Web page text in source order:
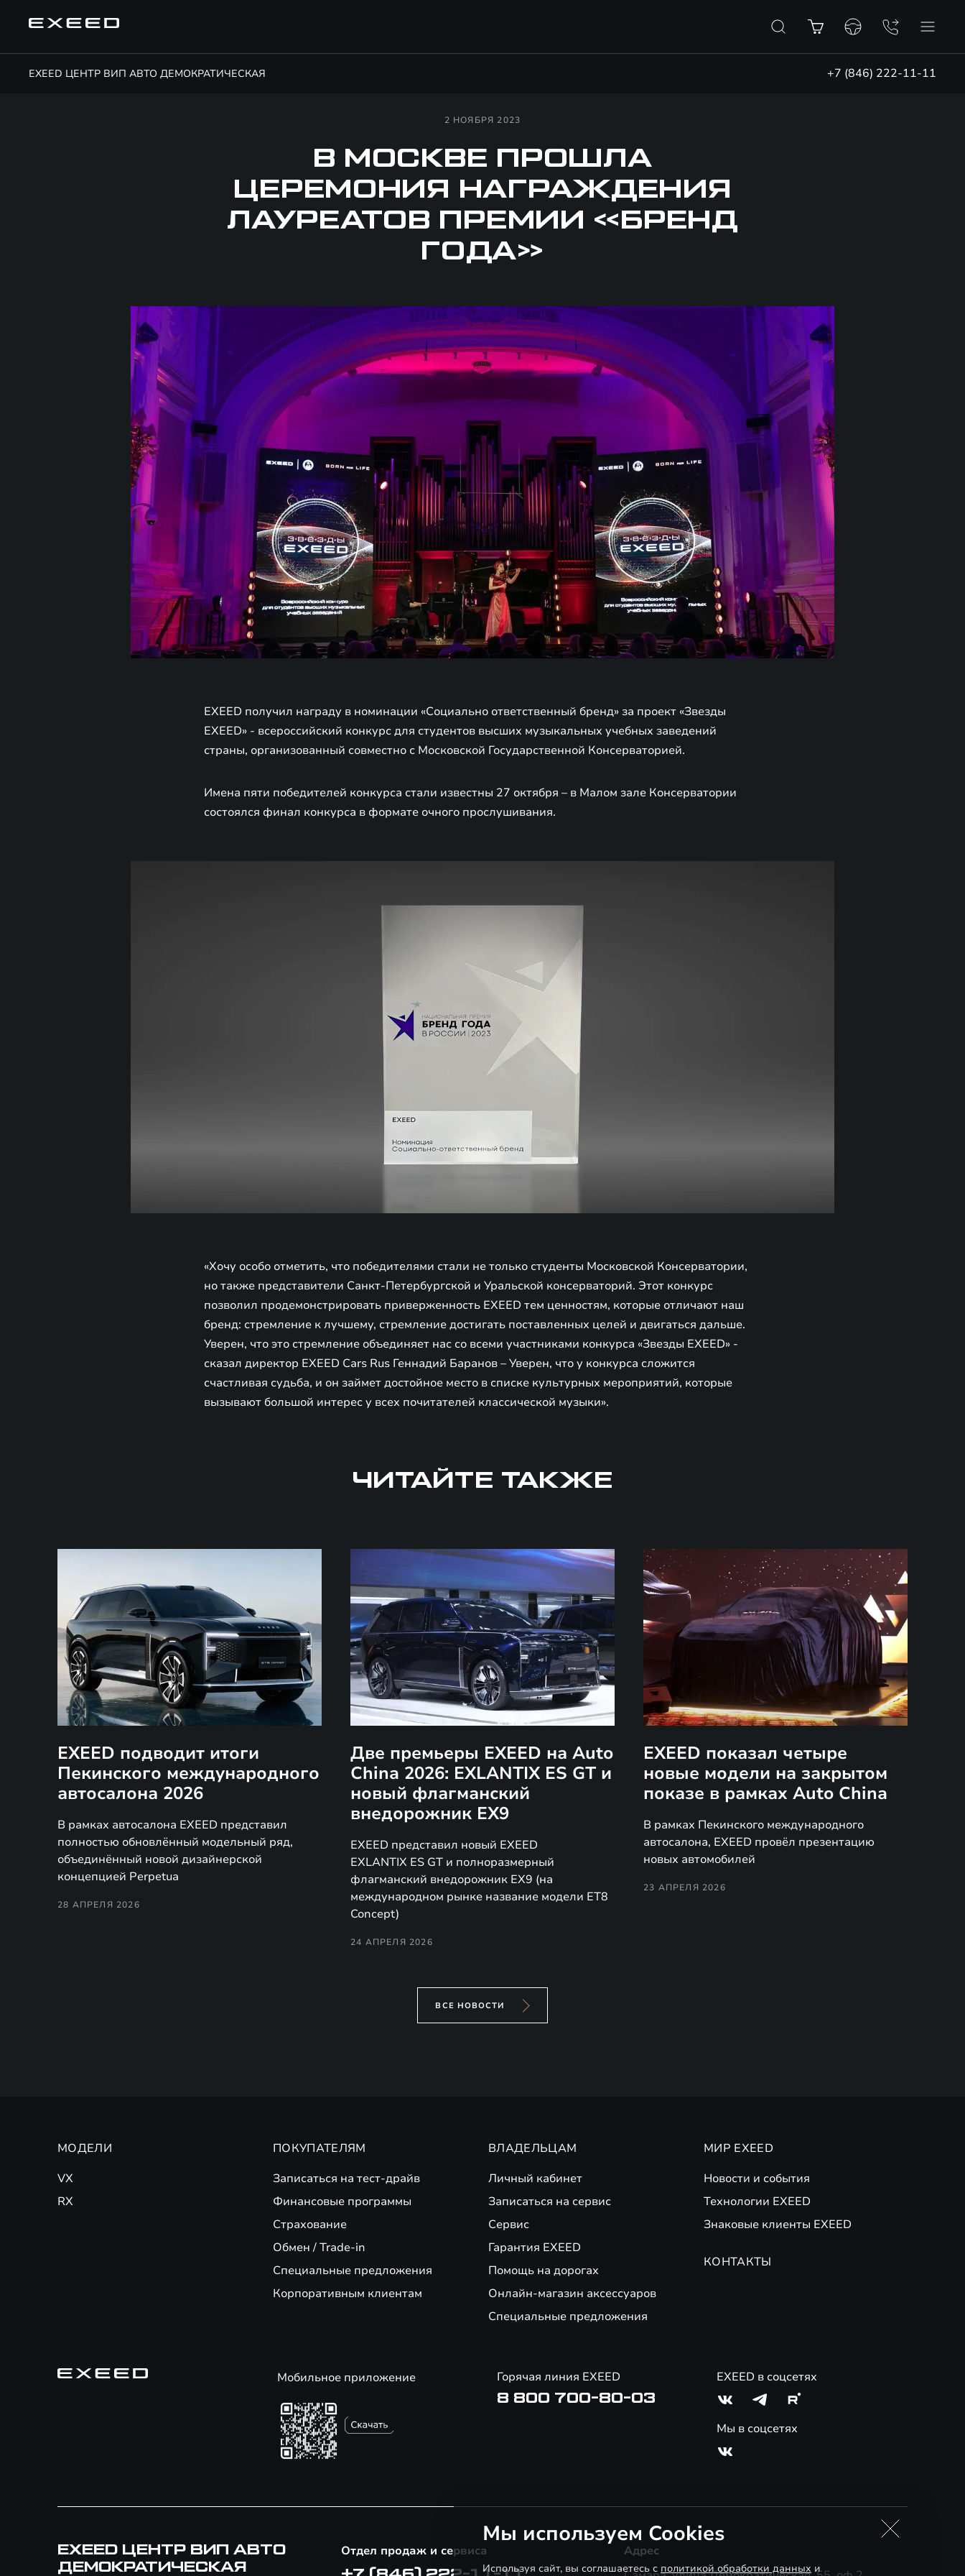
EXEED ЦЕНТР ВИП АВТО ДЕМОКРАТИЧЕСКАЯ +7 (846) 222-11-11
2 НОЯБРЯ 2023
В МОСКВЕ ПРОШЛА
ЦЕРЕМОНИЯ НАГРАЖДЕНИЯ
ЛАУРЕАТОВ ПРЕМИИ «БРЕНД
ГОДА»
EXEED получил награду в номинации «Социально ответственный бренд» за проект «Звезды
EXEED» - всероссийский конкурс для студентов высших музыкальных учебных заведений
страны, организованный совместно с Московской Государственной Консерваторией.
Имена пяти победителей конкурса стали известны 27 октября – в Малом зале Консерватории
состоялся финал конкурса в формате очного прослушивания.
«Хочу особо отметить, что победителями стали не только студенты Московской Консерватории,
но также представители Санкт-Петербургской и Уральской консерваторий. Этот конкурс
позволил продемонстрировать приверженность EXEED тем ценностям, которые отличают наш
бренд: стремление к лучшему, стремление достигать поставленных целей и двигаться дальше.
Уверен, что это стремление объединяет нас со всеми участниками конкурса «Звезды EXEED» -
сказал директор EXEED Cars Rus Геннадий Баранов – Уверен, что у конкурса сложится
счастливая судьба, и он займет достойное место в списке культурных мероприятий, которые
вызывают большой интерес у всех почитателей классической музыки».
ЧИТАЙТЕ ТАКЖЕ
EXEED подводит итоги
Пекинского международного
автосалона 2026
В рамках автосалона EXEED представил
полностью обновлённый модельный ряд,
объединённый новой дизайнерской
концепцией Perpetua
28 АПРЕЛЯ 2026
Две премьеры EXEED на Auto
China 2026: EXLANTIX ES GT и
новый флагманский
внедорожник EX9
EXEED представил новый EXEED
EXLANTIX ES GT и полноразмерный
флагманский внедорожник EX9 (на
международном рынке название модели ET8
Concept)
24 АПРЕЛЯ 2026
EXEED показал четыре
новые модели на закрытом
показе в рамках Auto China
В рамках Пекинского международного
автосалона, EXEED провёл презентацию
новых автомобилей
23 АПРЕЛЯ 2026
ВСЕ НОВОСТИ
МОДЕЛИ
VX
RX
ПОКУПАТЕЛЯМ
Записаться на тест-драйв
Финансовые программы
Страхование
Обмен / Trade-in
Специальные предложения
Корпоративным клиентам
ВЛАДЕЛЬЦАМ
Личный кабинет
Записаться на сервис
Сервис
Гарантия EXEED
Помощь на дорогах
Онлайн-магазин аксессуаров
Специальные предложения
МИР EXEED
Новости и события
Технологии EXEED
Знаковые клиенты EXEED
КОНТАКТЫ
Мобильное приложение Горячая линия EXEED
8 800 700-80-03
EXEED в соцсетях
Мы в соцсетях
EXEED ЦЕНТР ВИП АВТО
ДЕМОКРАТИЧЕСКАЯ
Отдел продаж и сервиса
Адрес
Мы используем Cookies
Используя сайт, вы соглашаетесь с политикой обработки данных и